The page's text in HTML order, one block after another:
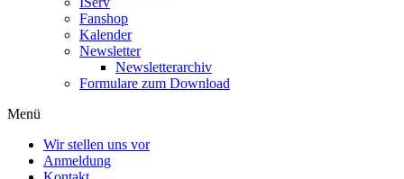
Fanshop
Kalender
Newsletter
Newsletterarchiv
Formulare zum Download
Menü
Wir stellen uns vor
Anmeldung